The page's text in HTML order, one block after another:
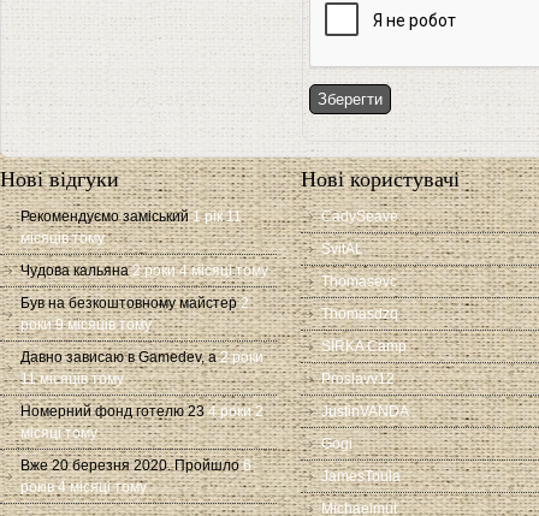
Нові відгуки
Рекомендуємо заміський 1 рік 11
місяців тому
Чудова кальяна 2 роки 4 місяці тому
Був на безкоштовному майстер 2
роки 9 місяців тому
Давно зависаю в Gamedev, а 2 роки
11 місяців тому
Номерний фонд готелю 23 4 роки 2
місяці тому
Вже 20 березня 2020. Пройшло 6
років 4 місяці тому
Нові користувачі
CadySeave
SvitAL
Thomasevc
Thomasdzq
SIRKA Camp
Proslavv12
JustinVANDA
Gogi
JamesToula
Michaelmut